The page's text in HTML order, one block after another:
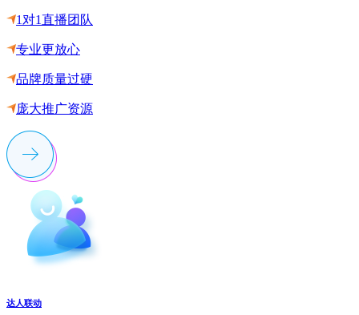
1对1直播团队
专业更放心
品牌质量过硬
庞大推广资源
达人联动